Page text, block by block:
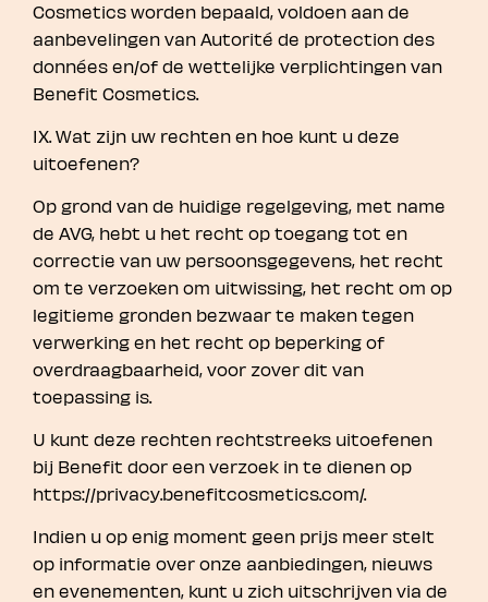
Cosmetics worden bepaald, voldoen aan de
aanbevelingen van Autorité de protection des
données en/of de wettelijke verplichtingen van
Benefit Cosmetics.
IX. Wat zijn uw rechten en hoe kunt u deze
uitoefenen?
Op grond van de huidige regelgeving, met name
de AVG, hebt u het recht op toegang tot en
correctie van uw persoonsgegevens, het recht
om te verzoeken om uitwissing, het recht om op
legitieme gronden bezwaar te maken tegen
verwerking en het recht op beperking of
overdraagbaarheid, voor zover dit van
toepassing is.
U kunt deze rechten rechtstreeks uitoefenen
bij Benefit door een verzoek in te dienen op
https://privacy.benefitcosmetics.com/.
Indien u op enig moment geen prijs meer stelt
op informatie over onze aanbiedingen, nieuws
en evenementen, kunt u zich uitschrijven via de